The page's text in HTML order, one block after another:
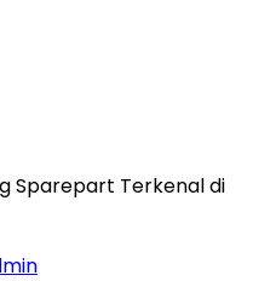
Sparepart Terkenal di